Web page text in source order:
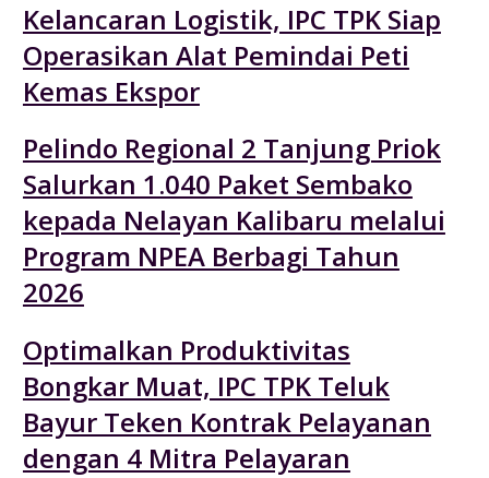
Kelancaran Logistik, IPC TPK Siap
Operasikan Alat Pemindai Peti
Kemas Ekspor
Pelindo Regional 2 Tanjung Priok
Salurkan 1.040 Paket Sembako
kepada Nelayan Kalibaru melalui
Program NPEA Berbagi Tahun
2026
Optimalkan Produktivitas
Bongkar Muat, IPC TPK Teluk
Bayur Teken Kontrak Pelayanan
dengan 4 Mitra Pelayaran